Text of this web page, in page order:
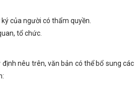
của người có thẩm quyền.
tổ chức.
nêu trên, văn bản có thể bổ sung các